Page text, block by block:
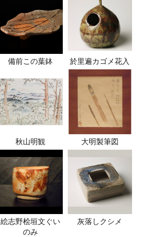
備前この葉鉢 於里遍カゴメ花入
秋山明観 大明製筆図
絵志野桧垣文ぐい
のみ
灰落しクシメ